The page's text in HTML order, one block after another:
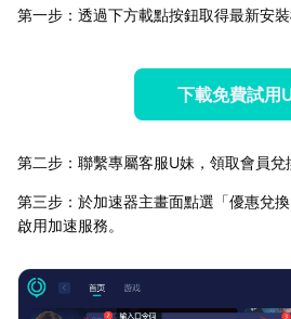
第一步：透過下方載點按鈕取得最新安裝
下載免費試用
第二步：聯繫專屬客服U妹，領取會員兌
第三步：於加速器主畫面點選「優惠兌
啟用加速服務。